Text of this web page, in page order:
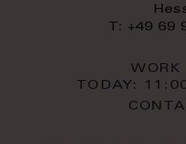
T: +49 69
WORK
TODAY: